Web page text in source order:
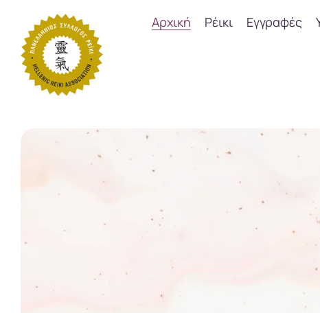
Αρχική Ρέικι Εγγραφές